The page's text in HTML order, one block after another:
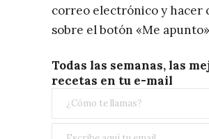
correo electrónico y hacer
sobre el botón «Me
Todas las semanas, las
recetas en tu e-mail